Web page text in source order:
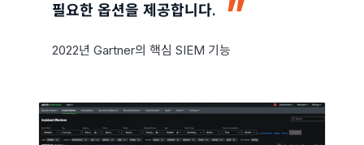
필요한 옵션을 제공합니다.
2022년 Gartner의 핵심 SIEM 기능